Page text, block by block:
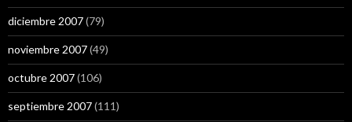
diciembre 2007(79)
noviembre 2007(49)
octubre 2007(106)
septiembre 2007(111)